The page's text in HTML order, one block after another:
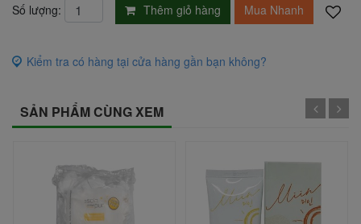
Số lượng: Thêm giỏ hàng Mua Nhanh
Kiểm tra có hàng tại cửa hàng gần bạn không?
SẢN PHẨM CÙNG XEM